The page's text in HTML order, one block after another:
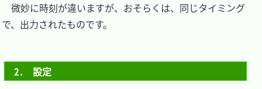
微妙に時刻が違いますが、おそらくは、同じタイミング
で、出力されたものです。
2.　設定